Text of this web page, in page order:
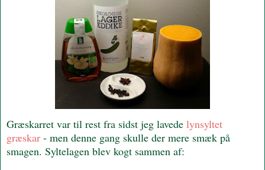
Græskarret var til rest fra sidst jeg lavede lynsyltet
græskar - men denne gang skulle der mere smæk på
smagen. Syltelagen blev kogt sammen af: